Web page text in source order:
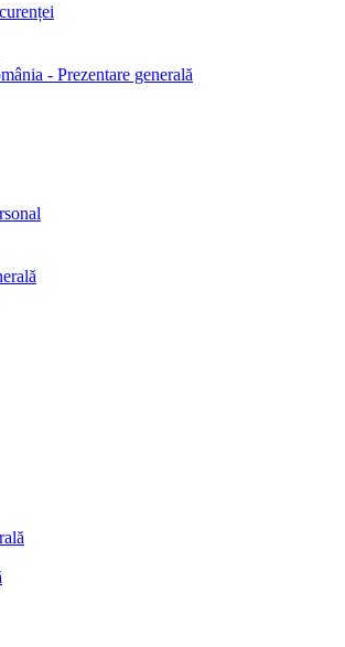
- Prezentare generală